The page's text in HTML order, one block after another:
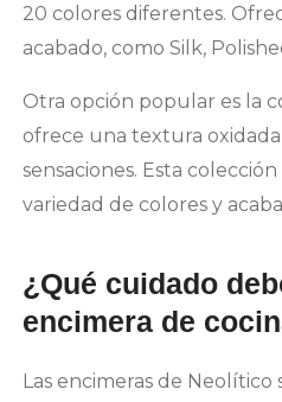
20 colores diferentes.
acabado, como Silk,
Otra opción popular es la
ofrece una textura
sensaciones. Esta
variedad de colores y
¿Qué cuidado
encimera de
Las encimeras de Neolítico